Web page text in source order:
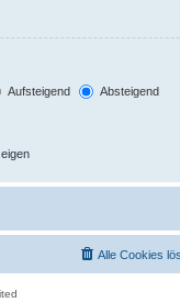
Aufsteigend Absteigend
Alle Cookies